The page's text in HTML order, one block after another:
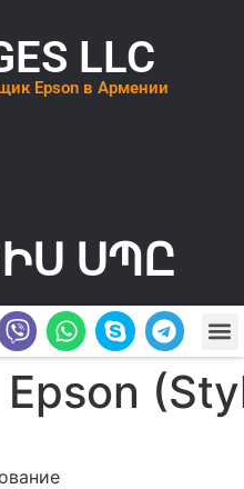
LLC
Epson в Армении
ՍՊԸ